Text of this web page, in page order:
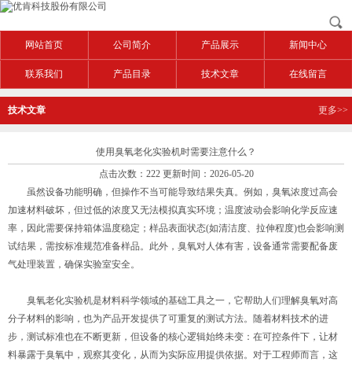
网站首页 公司简介 产品展示 新闻中心
联系我们 产品目录 技术文章 在线留言
技术文章 更多>>
使用臭氧老化实验机时需要注意什么？
点击次数：222 更新时间：2026-05-20
虽然设备功能明确，但操作不当可能导致结果失真。例如，臭氧浓度过高会
加速材料破坏，但过低的浓度又无法模拟真实环境；温度波动会影响化学反应速
率，因此需要保持箱体温度稳定；样品表面状态(如清洁度、拉伸程度)也会影响测
试结果，需按标准规范准备样品。此外，臭氧对人体有害，设备通常需要配备废
气处理装置，确保实验室安全。
臭氧老化实验机是材料科学领域的基础工具之一，它帮助人们理解臭氧对高
分子材料的影响，也为产品开发提供了可重复的测试方法。随着材料技术的进
步，测试标准也在不断更新，但设备的核心逻辑始终未变：在可控条件下，让材
料暴露于臭氧中，观察其变化，从而为实际应用提供依据。对于工程师而言，这